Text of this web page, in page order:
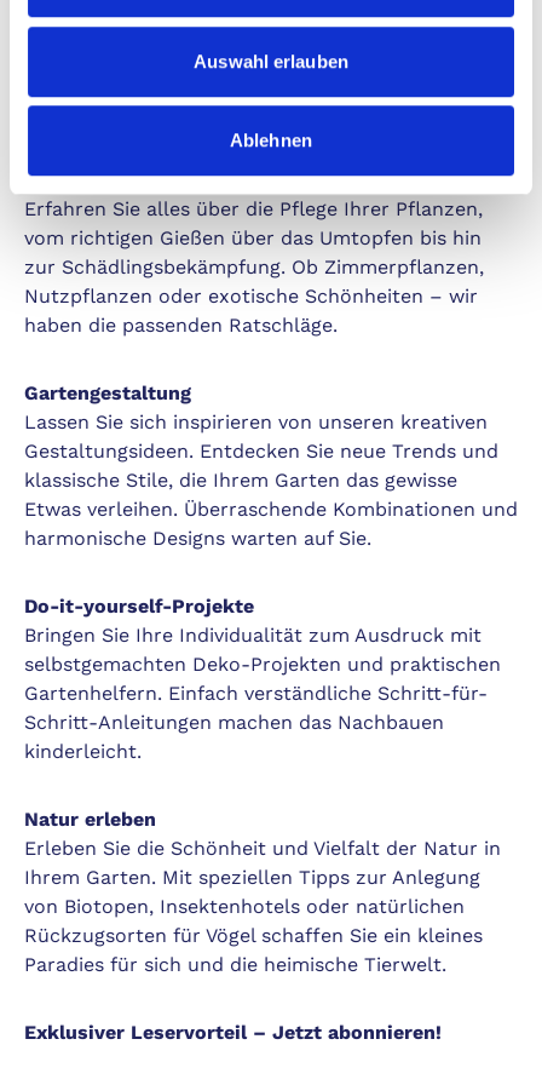
Auswahl erlauben
Ablehnen
Besondere Extras:Spannende Gewinnspiele,
Unsere Themenvielfalt – Für jeden etwas dabei
Pflanzen und Pflege
Erfahren Sie alles über die Pflege Ihrer Pflanzen,
vom richtigen Gießen über das Umtopfen bis hin
zur Schädlingsbekämpfung. Ob Zimmerpflanzen,
Nutzpflanzen oder exotische Schönheiten – wir
haben die passenden Ratschläge.
Gartengestaltung
Lassen Sie sich inspirieren von unseren kreativen
Gestaltungsideen. Entdecken Sie neue Trends und
klassische Stile, die Ihrem Garten das gewisse
Etwas verleihen. Überraschende Kombinationen und
harmonische Designs warten auf Sie.
Do-it-yourself-Projekte
Bringen Sie Ihre Individualität zum Ausdruck mit
selbstgemachten Deko-Projekten und praktischen
Gartenhelfern. Einfach verständliche Schritt-für-
Schritt-Anleitungen machen das Nachbauen
kinderleicht.
Natur erleben
Erleben Sie die Schönheit und Vielfalt der Natur in
Ihrem Garten. Mit speziellen Tipps zur Anlegung
von Biotopen, Insektenhotels oder natürlichen
Rückzugsorten für Vögel schaffen Sie ein kleines
Paradies für sich und die heimische Tierwelt.
Exklusiver Leservorteil – Jetzt abonnieren!